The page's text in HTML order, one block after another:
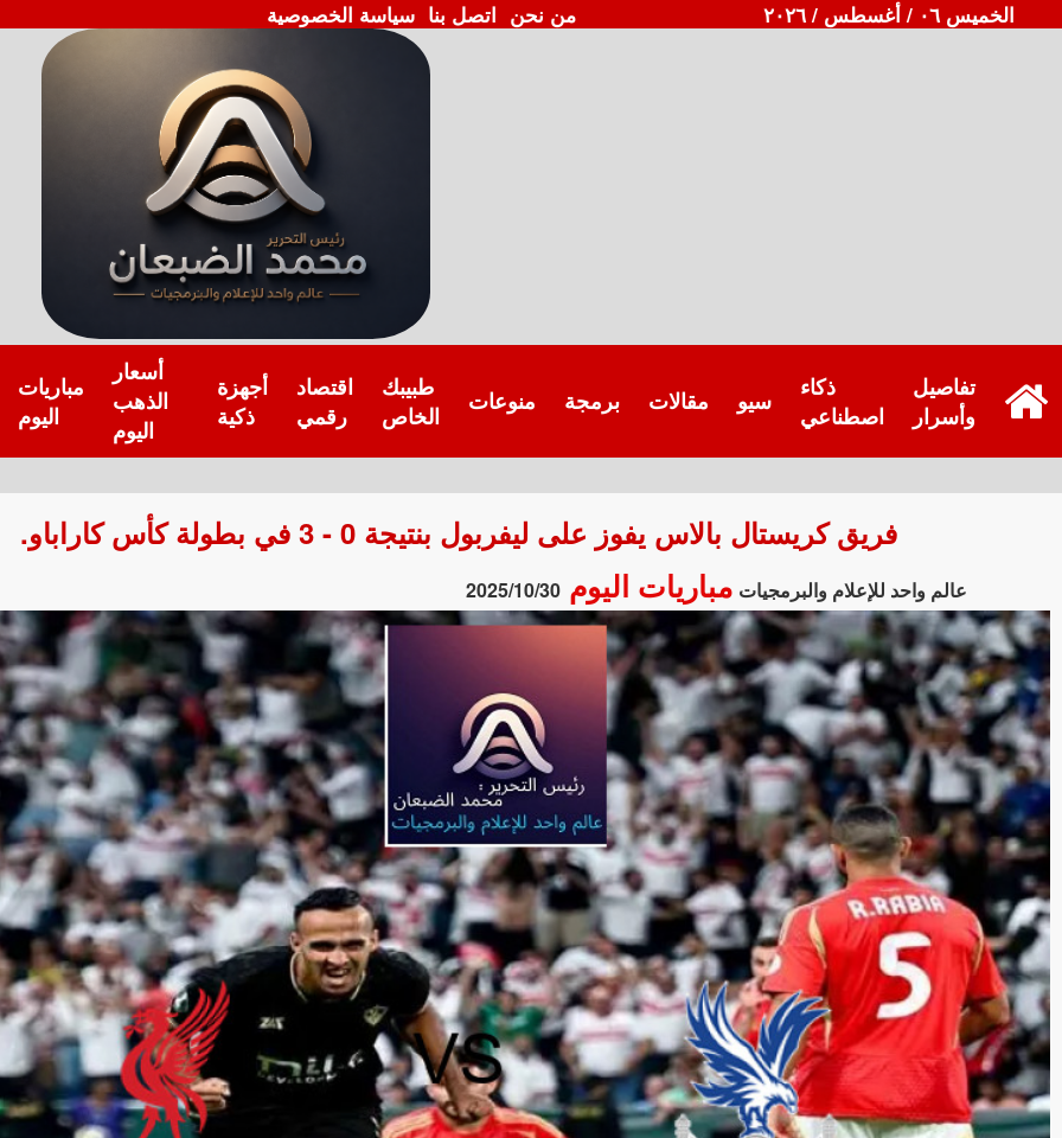
الخميس ٠٦ / أغسطس / ٢٠٢٦ من نحن اتصل بنا سياسة الخصوصية
مباريات
اليوم
أسعار
الذهب
اليوم
أجهزة
ذكية
اقتصاد
رقمي
طبيبك
الخاص
منوعات برمجة مقالات سيو
ذكاء
اصطناعي
تفاصيل
وأسرار
فريق كريستال بالاس يفوز على ليفربول بنتيجة 0 - 3 في بطولة كأس كاراباو.
عالم واحد للإعلام والبرمجيات مباريات اليوم 2025/10/30